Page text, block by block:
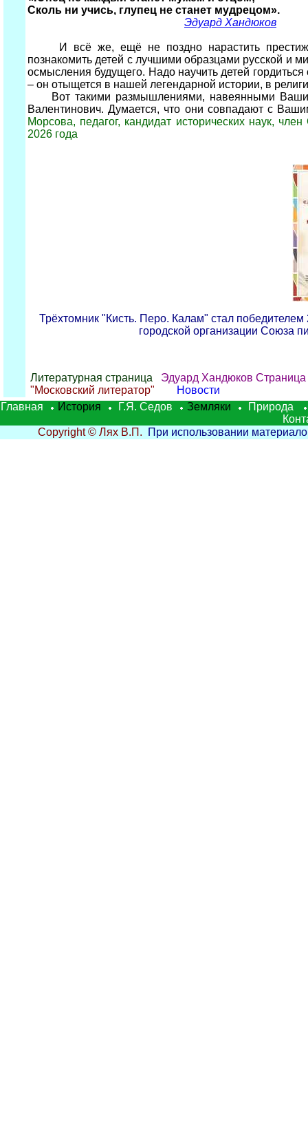
Сколь ни учись, глупец не станет мудрецом».
Эдуард Хандюков
И всё же, ещё не поздно нарастить престиж
познакомить детей с лучшими образцами русской и
осмысления будущего. Надо научить детей
– он отыщется в нашей легендарной истории, в
Вот такими размышлениями, навеянными
Валентинович. Думается, что они совпадают с
Морсова, педагог, кандидат исторических наук,
2026 года
Трёхтомник "Кисть. Перо. Калам" стал
городской организации Союза
Литературная страница
Эдуард Хандюков Страница
"Московский литератор"
Новости
Главная
История Г.Я. Седов Земляки
Природа
Copyright © Лях В.П.
При использовании